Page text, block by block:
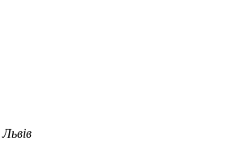
Львів